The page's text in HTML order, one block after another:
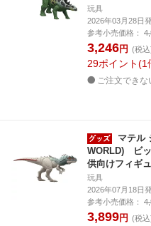
玩具
2026年03月28日
参考小売価格：
3,246円 (税込
29ポイント 1
ご注文できな
マテル
WORLD) ビッ
供向けフィギ
玩具
2026年07月18日
参考小売価格：
3,899円 (税込